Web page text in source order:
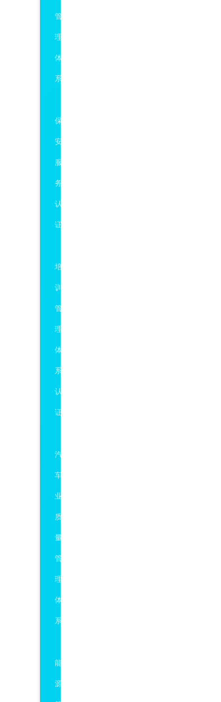
管
理
体
系
保
安
服
务
认
证
培
训
管
理
体
系
认
证
汽
车
业
质
量
管
理
体
系
能
源